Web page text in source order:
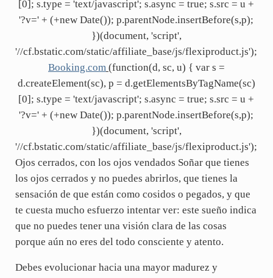
[0]; s.type = 'text/javascript'; s.async = true; s.src = u +
'?v=' + (+new Date()); p.parentNode.insertBefore(s,p);
})(document, 'script',
'//cf.bstatic.com/static/affiliate_base/js/flexiproduct.js');
Booking.com (function(d, sc, u) { var s =
d.createElement(sc), p = d.getElementsByTagName(sc)
[0]; s.type = 'text/javascript'; s.async = true; s.src = u +
'?v=' + (+new Date()); p.parentNode.insertBefore(s,p);
})(document, 'script',
'//cf.bstatic.com/static/affiliate_base/js/flexiproduct.js');
Ojos cerrados, con los ojos vendados Soñar que tienes
los ojos cerrados y no puedes abrirlos, que tienes la
sensación de que están como cosidos o pegados, y que
te cuesta mucho esfuerzo intentar ver: este sueño indica
que no puedes tener una visión clara de las cosas
porque aún no eres del todo consciente y atento.
Debes evolucionar hacia una mayor madurez y